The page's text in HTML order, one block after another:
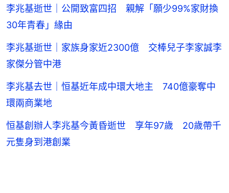
李兆基逝世｜公開致富四招 親解「願少99%家財換
30年青春」緣由
李兆基逝世｜家族身家近2300億 交棒兒子李家誠李
家傑分管中港
李兆基去世｜恒基近年成中環大地主 740億豪奪中
環兩商業地
恒基創辦人李兆基今黃昏逝世 享年97歲 20歲帶千
元隻身到港創業